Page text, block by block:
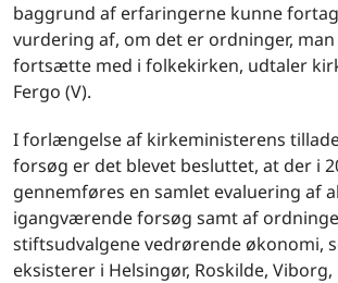
baggrund af erfaringerne kunne
vurdering af, om det er ordninger,
fortsætte med i folkekirken, udtaler
Fergo (V).
I forlængelse af kirkeministerens
forsøg er det blevet besluttet, at der i
gennemføres en samlet evaluering af
igangværende forsøg samt af
stiftsudvalgene vedrørende økonomi,
eksisterer i Helsingør, Roskilde, Viborg,